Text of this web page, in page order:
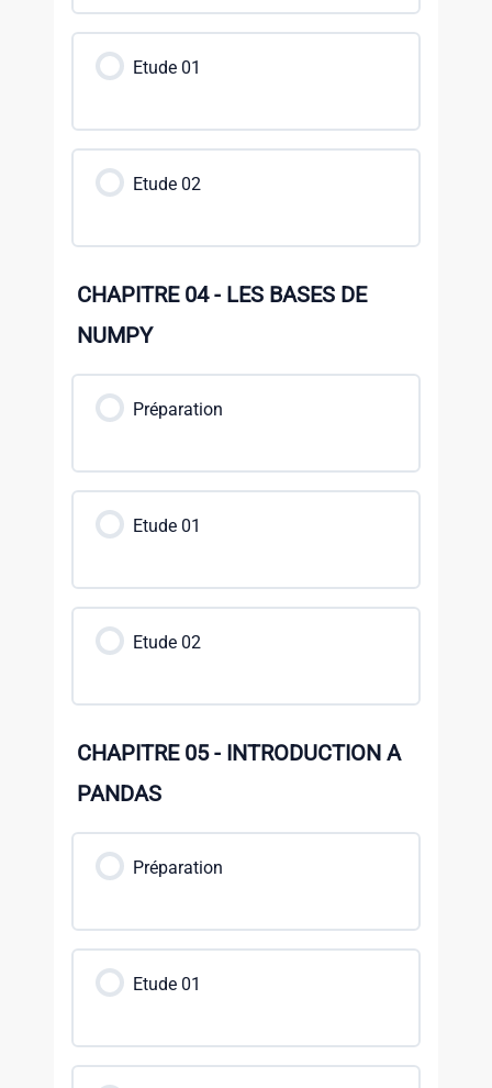
Etude 01
Etude 02
CHAPITRE 04 - LES BASES DE
NUMPY
Préparation
Etude 01
Etude 02
CHAPITRE 05 - INTRODUCTION A
PANDAS
Préparation
Etude 01